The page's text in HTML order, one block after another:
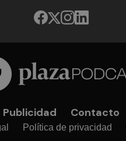
Publicidad Contacto
Política de privacidad